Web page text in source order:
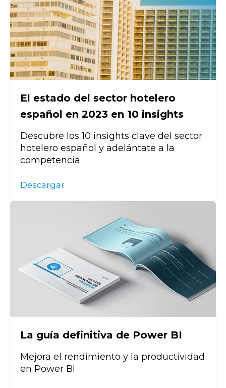
El estado del sector hotelero
español en 2023 en 10 insights
Descubre los 10 insights clave del sector
hotelero español y adelántate a la
competencia
Descargar
La guía definitiva de Power BI
Mejora el rendimiento y la productividad
en Power BI